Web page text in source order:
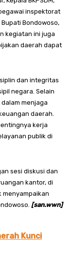
inspektorat
Bondowoso,
kegiatan ini juga
daerah dapat
dan integritas
negara. Selain
menjaga
daerah.
kerja
publik di
sesi diskusi dan
kantor, di
menyampaikan
[san.wwn]
Kunci